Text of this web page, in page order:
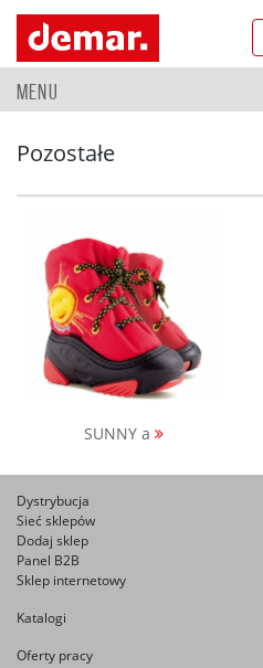
MENU
Pozostałe
SUNNY a
Dystrybucja
Sieć sklepów
Dodaj sklep
Panel B2B
Sklep internetowy
Katalogi
Oferty pracy